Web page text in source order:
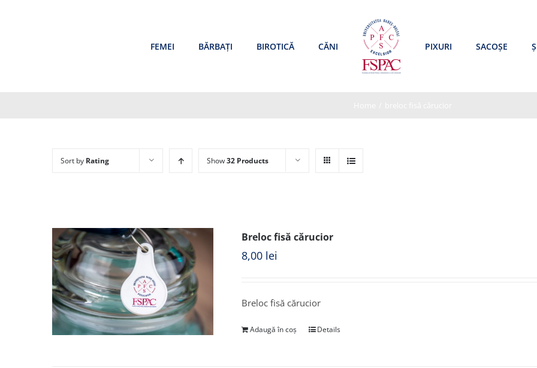
FEMEI BĂRBAȚI BIROTICĂ CĂNI PIXURI SACOȘE
Sort by Rating Show32 Products
Breloc fisă cărucior
8,00 lei
Breloc fisă cărucior
Adaugă în coș Details